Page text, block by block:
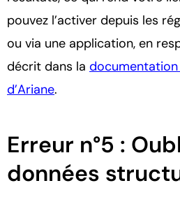
pouvez l’activer depuis les
ou via une application, en
décrit dans la
d’Ariane.
Erreur n°5 :
données